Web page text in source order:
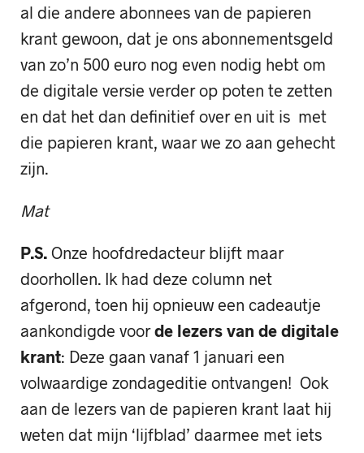
al die andere abonnees van de papieren
krant gewoon, dat je ons abonnementsgeld
van zo’n 500 euro nog even nodig hebt om
de digitale versie verder op poten te zetten
en dat het dan definitief over en uit is met
die papieren krant, waar we zo aan gehecht
zijn.
Mat
P.S. Onze hoofdredacteur blijft maar
doorhollen. Ik had deze column net
afgerond, toen hij opnieuw een cadeautje
aankondigde voorde lezers van de digitale
krant: Deze gaan vanaf 1 januari een
volwaardige zondageditie ontvangen! Ook
aan de lezers van de papieren krant laat hij
weten dat mijn ‘lijfblad’ daarmee met iets